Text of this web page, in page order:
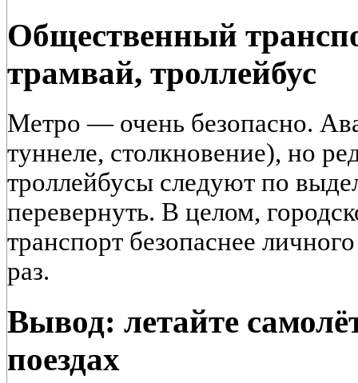
Общественный
трамвай, троллейбус
Метро — очень безопасно.
туннеле, столкновение), но
троллейбусы следуют по
перевернуть. В целом,
транспорт безопаснее
раз.
Вывод: летайте
поездах